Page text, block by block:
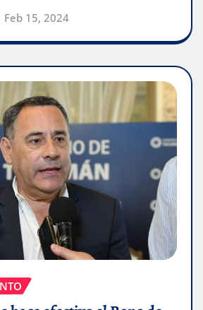
Feb 15, 2024